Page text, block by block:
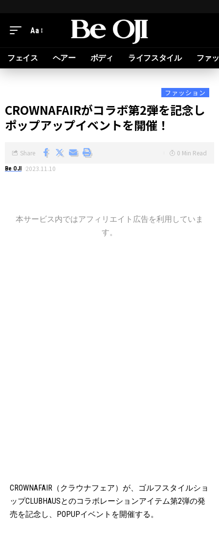
Aa
フェイス ヘアー ボディ ライフスタイル ファ
ファッション
CROWNAFAIRがコラボ第2弾を記念し
ポップアップイベントを開催！
Be OJI 2023.11.10
Share 0 Min Read
本サービス内ではアフィリエイト広告を利用していま
す。
CROWNAFAIR（クラウナフェア）が、ゴルフスタイルショ
ップCLUBHAUSとのコラボレーションアイテム第2弾の発
売を記念し、POPUPイベントを開催する。